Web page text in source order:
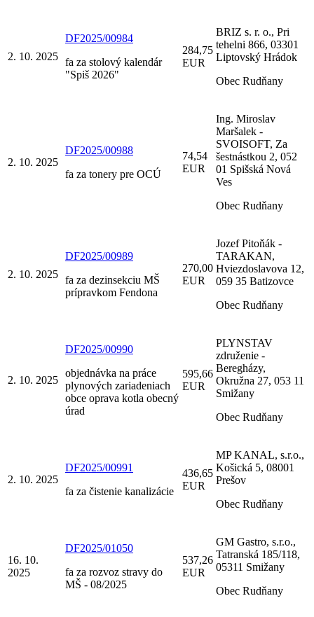
2. 10. 2025
DF2025/00984
fa za stolový kalendár
"Spiš 2026"
284,75
EUR
BRIZ s. r. o., Pri
tehelni 866, 03301
Liptovský Hrádok
Obec Rudňany
2. 10. 2025
DF2025/00988
fa za tonery pre OCÚ
74,54
EUR
Ing. Miroslav
Maršalek -
SVOISOFT, Za
šestnástkou 2, 052
01 Spišská Nová
Ves
Obec Rudňany
2. 10. 2025
DF2025/00989
fa za dezinsekciu MŠ
prípravkom Fendona
270,00
EUR
Jozef Pitoňák -
TARAKAN,
Hviezdoslavova 12,
059 35 Batizovce
Obec Rudňany
2. 10. 2025
DF2025/00990
objednávka na práce
plynových zariadeniach
obce oprava kotla obecný
úrad
595,66
EUR
PLYNSTAV
združenie -
Beregházy,
Okružna 27, 053 11
Smižany
Obec Rudňany
2. 10. 2025
DF2025/00991
fa za čistenie kanalizácie
436,65
EUR
MP KANAL, s.r.o.,
Košická 5, 08001
Prešov
Obec Rudňany
16. 10.
2025
DF2025/01050
fa za rozvoz stravy do
MŠ - 08/2025
537,26
EUR
GM Gastro, s.r.o.,
Tatranská 185/118,
05311 Smižany
Obec Rudňany